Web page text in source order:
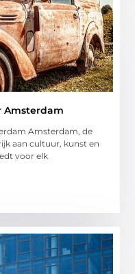
Amsterdam
Amsterdam, de
aan cultuur, kunst en
voor elk